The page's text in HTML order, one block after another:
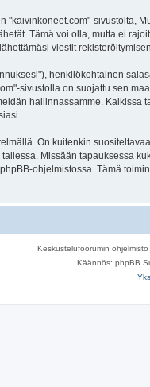
sivustolta,
Tämä voi olla, mutta ei
viestit
henkilökohtainen
sivustolla on suojattu sen
hallinnassamme.
On kuitenkin
Missään tapauksessa
ohjelmistossa. Tämä
Keskustelufoorumin ohjelmisto
Käännös: phpBB